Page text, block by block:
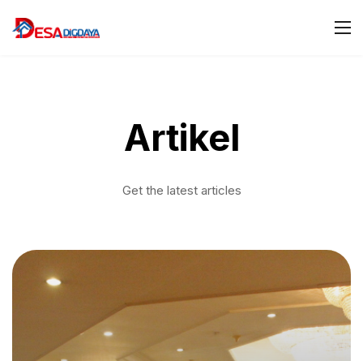
Artikel
Get the latest articles